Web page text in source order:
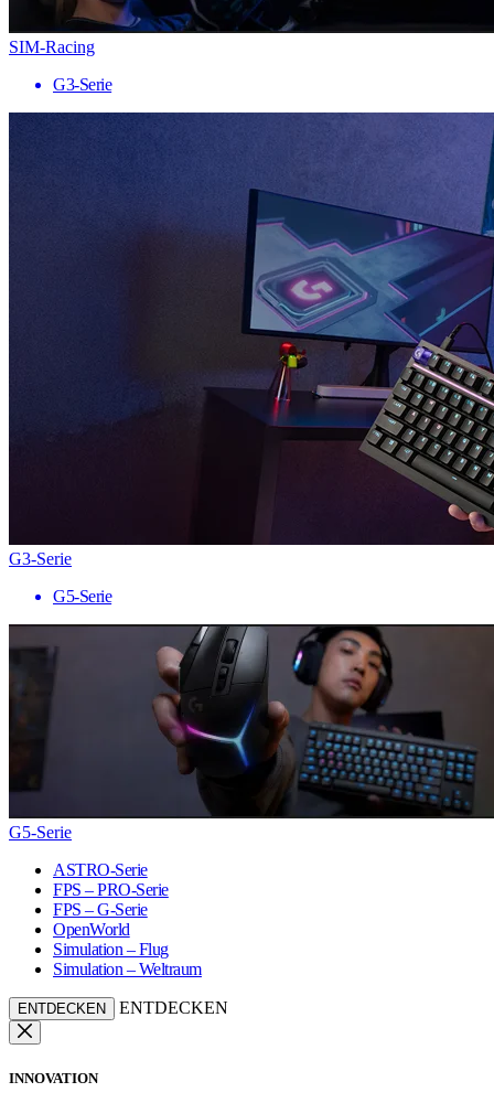
SIM-Racing
G3-Serie
G3-Serie
G5-Serie
G5-Serie
ASTRO-Serie
FPS – PRO-Serie
FPS – G-Serie
OpenWorld
Simulation – Flug
Simulation – Weltraum
ENTDECKEN ENTDECKEN
INNOVATION